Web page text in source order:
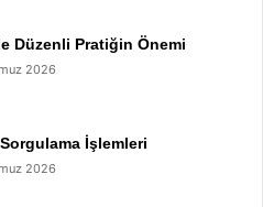
Düzenli Pratiğin Önemi
2026
İşlemleri
2026